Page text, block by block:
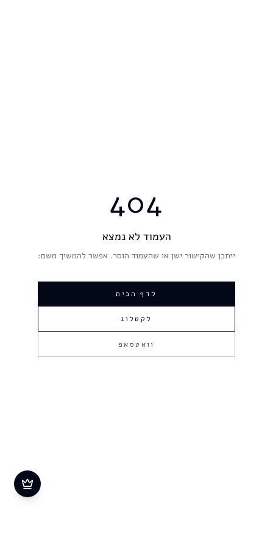
404
העמוד לא נמצא
ייתכן שהקישור ישן או שהעמוד הוסר. אפשר להמשיך משם:
לדף הבית
לקטלוג
וואטסאפ